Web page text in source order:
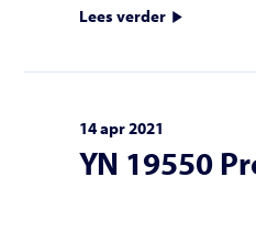
Lees verder
14 apr 2021
YN 19550